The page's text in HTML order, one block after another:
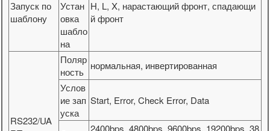
Запуск по
шаблону
Устан
овка
шабло
на
H, L, X, нарастающий фронт, спадающи
й фронт
RS232/UA
Поляр
ность
нормальная, инвертированная
Услов
ие зап
уска
Start, Error, Check Error, Data
2400bps, 4800bps, 9600bps, 19200bps, 38